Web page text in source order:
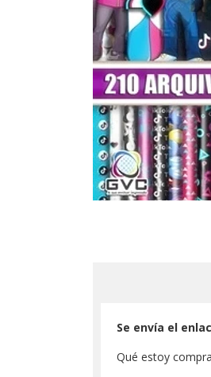
Se envía el
Qué estoy